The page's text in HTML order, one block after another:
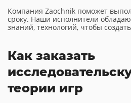
Компания Zaochnik поможет
сроку. Наши исполнители
знаний, технологий, чтобы
Как заказать
теории игр